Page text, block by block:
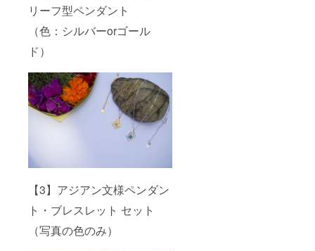
リーフ型ペンダント
（色：シルバーorゴール
ド）
【3】アジアン文様ペンダン
ト・ブレスレット セット
（写真の色のみ）